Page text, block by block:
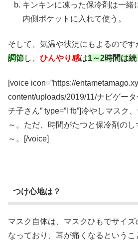
キンキンに凍った保冷剤は一緒
内側ポケットに入れて使う。
そして、気温や状況にもよるのです
調節し、 ひんやり感は1～2時間は続
[voice icon=”https://
content/uploads/2019/11/ナビゲータ
チ子さん” type=”l fb”]冷やしマスク
～。ただ、時間がたつと保冷剤の
～。[/voice]
つけ心地は？
マスク自体は、マスクひもでサイ
なっており、耳が痛くなるというこ